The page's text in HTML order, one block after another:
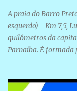
A praia do Barro
esquerdo) - Km 7,5,
quilômetros da
Parnaíba. É formada
devido ao extensivo